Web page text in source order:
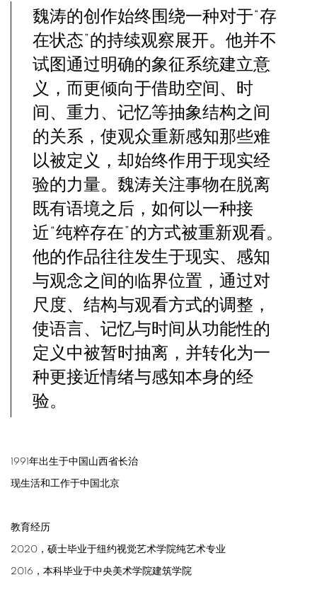
魏涛的创作始终围绕一种对于“存
在状态”的持续观察展开。他并不
试图通过明确的象征系统建立意
义，而更倾向于借助空间、时
间、重力、记忆等抽象结构之间
的关系，使观众重新感知那些难
以被定义，却始终作用于现实经
验的力量。魏涛关注事物在脱离
既有语境之后，如何以一种接
近“纯粹存在”的方式被重新观看。
他的作品往往发生于现实、感知
与观念之间的临界位置，通过对
尺度、结构与观看方式的调整，
使语言、记忆与时间从功能性的
定义中被暂时抽离，并转化为一
种更接近情绪与感知本身的经
验。
1991年出生于中国山西省长治
现生活和工作于中国北京
教育经历
2020，硕士毕业于纽约视觉艺术学院纯艺术专业
2016，本科毕业于中央美术学院建筑学院